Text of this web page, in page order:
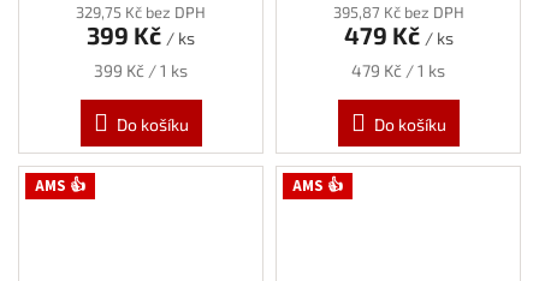
329,75 Kč bez DPH
399 Kč / ks
Měrná
399 Kč / 1 ks
Do košíku
395,87 Kč bez DPH
479 Kč / ks
Měrná
479 Kč / 1 ks
Do košíku
AMS 👍 AMS 👍